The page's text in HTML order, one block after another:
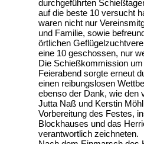
durchgeführten
auf die beste 10 versucht
waren nicht nur
und Familie, sowie
örtlichen
eine 10 geschossen, nur
Die Schießkommission
Feierabend sorgte erneut
einen reibungslosen
ebenso der Dank, wie den
Jutta Naß und Kerstin
Vorbereitung des Festes,
Blockhauses und das
verantwortlich zeichneten.